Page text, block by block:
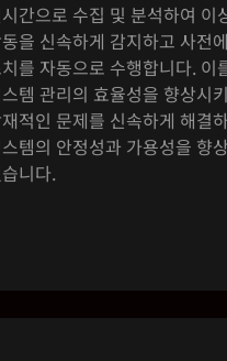
간으로 수집 및 분석하여 이
을 신속하게 감지하고 사전
를 자동으로 수행합니다. 이
템 관리의 효율성을 향상시
적인 문제를 신속하게 해결
템의 안정성과 가용성을 향
니다.